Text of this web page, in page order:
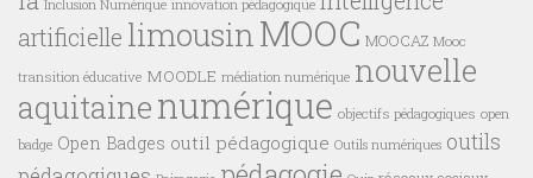
Inclusion Numérique innovation pédagogique
artificielle limousinMOOC MOOCAZ Mooc
transition éducative MOODLE médiation numérique nouvelle
aquitainenumérique objectifs pédagogiques open
badge Open Badges outil pédagogique Outils numériques outils